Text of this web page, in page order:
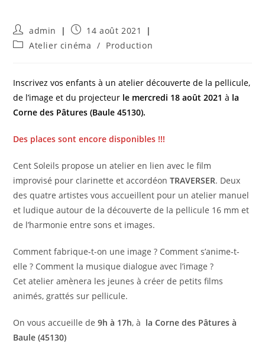
Auteur/autrice
de
la
admin
Publication
publiée :
14 août 2021
PostAtelier cinéma / Production
Inscrivez vos enfants à un atelier découverte de la pellicule,
de l’image et du projecteur le mercredi 18 août 2021 à la
Corne des Pâtures (Baule 45130).
Des places sont encore disponibles !!!
Cent Soleils propose un atelier en lien avec le film
improvisé pour clarinette et accordéonTRAVERSER. Deux
des quatre artistes vous accueillent pour un atelier manuel
et ludique autour de la découverte de la pellicule 16 mm et
de l’harmonie entre sons et images.
Comment fabrique-t-on une image ? Comment s’anime-t-
elle ? Comment la musique dialogue avec l’image ?
Cet atelier amènera les jeunes à créer de petits films
animés, grattés sur pellicule.
On vous accueille de9h à 17h, à la Corne des Pâtures à
Baule (45130)